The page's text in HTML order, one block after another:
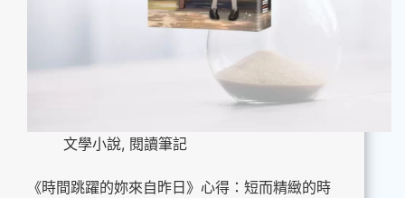
文學小說, 閱讀筆記
《時間跳躍的妳來自昨日》心得：短而精緻的時